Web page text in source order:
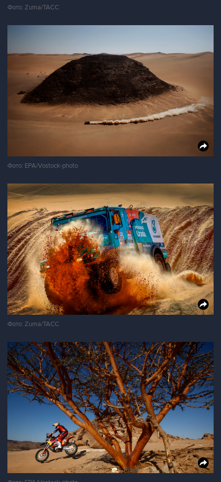
Фото: Zuma/ТАСС
Фото: EPA/Vostock-photo
Фото: Zuma/ТАСС